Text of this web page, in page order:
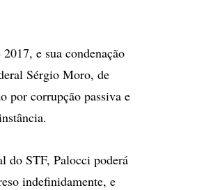
e sua condenação
Sérgio Moro, de
por corrupção passiva e
do STF, Palocci poderá
indefinidamente, e